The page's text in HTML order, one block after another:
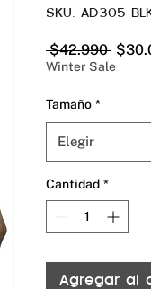
SKU: AD305
$42.990
Winter Sale
Tamaño *
Elegir
Cantidad *
Agregar al